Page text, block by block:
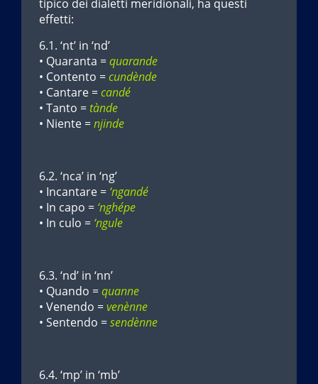
tipico dei dialetti meridionali, ha questi
effetti:
6.1. ‘nt’ in ‘nd’
• Quaranta =quarande
• Contento =cundènde
• Cantare =candé
• Tanto =tànde
• Niente =njinde
6.2. ‘nca’ in ‘ng’
• Incantare = ‘ngandé
• In capo = ‘nghépe
• In culo = ‘ngule
6.3. ‘nd’ in ‘nn’
• Quando =quanne
• Venendo =venènne
• Sentendo =sendènne
6.4. ‘mp’ in ‘mb’